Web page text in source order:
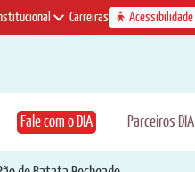
Carreiras Acessibilidade
Fale com o DIA Parceiros DIA